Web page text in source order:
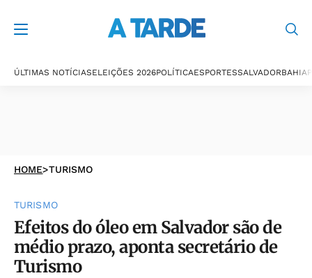
ÚLTIMAS NOTÍCIASELEIÇÕES 2026POLÍTICAESPORTESSALVADORBAHIA
HOME>TURISMO
TURISMO
Efeitos do óleo em Salvador são de
médio prazo, aponta secretário de
Turismo